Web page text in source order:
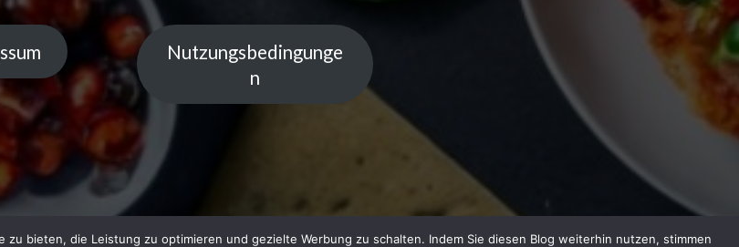
Nutzungsbedingunge
n
bieten, die Leistung zu optimieren und gezielte Werbung zu schalten. Indem Sie diesen Blog weiterhin nutzen, stimmen